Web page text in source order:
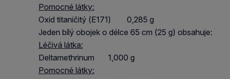
Pomocné látky:
Oxid titaničitý (E171) 0,285 g
Jeden bílý obojek o délce 65 cm (25 g) obsahuje:
Léčivá látka:
Deltamethrinum 1,000 g
Pomocné látky: